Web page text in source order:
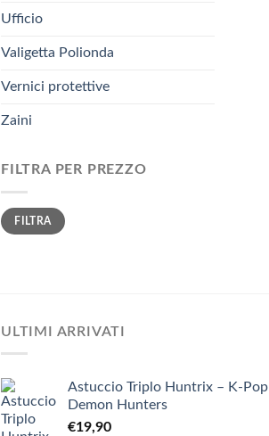
Ufficio
Valigetta Polionda
Vernici protettive
Zaini
FILTRA PER PREZZO
Prezzo
Min
Prezzo
MaxFILTRA
ULTIMI ARRIVATI
Astuccio Triplo Huntrix – K-Pop
Demon Hunters
€19,90